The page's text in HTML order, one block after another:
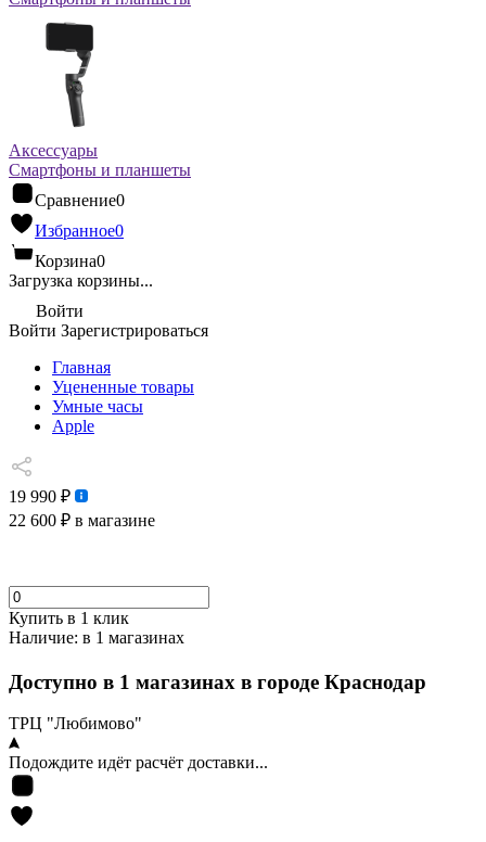
Аксессуары
Смартфоны и планшеты
Сравнение0
Избранное0
Корзина0
Загрузка корзины...
Войти
Войти Зарегистрироваться
Главная
Уцененные товары
Умные часы
Apple
19 990 ₽
22 600 ₽ в магазине
Купить в 1 клик
Наличие: в 1 магазинах
Доступно в 1 магазинах в городе Краснодар
ТРЦ "Любимово"
Подождите идёт расчёт доставки...